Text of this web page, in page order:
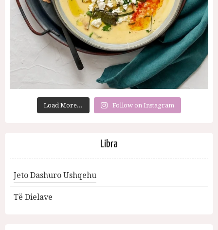
Load More... Follow on Instagram
Libra
Jeto Dashuro Ushqehu
Të Dielave